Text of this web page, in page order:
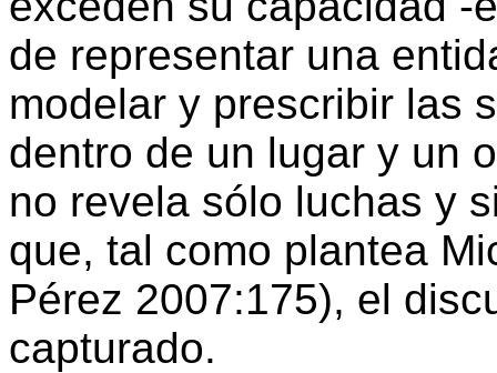
de representar una
modelar y prescribir las
dentro de un lugar y un
no revela sólo luchas y
que, tal como plantea
Pérez 2007:175), el
capturado.